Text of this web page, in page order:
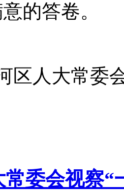
的答卷。
区人大常委
委会视察“